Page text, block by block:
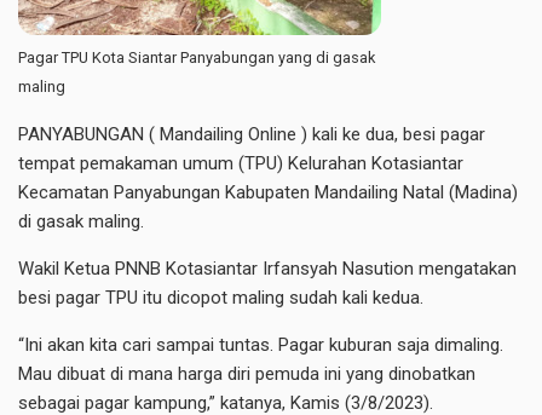
Pagar TPU Kota Siantar Panyabungan yang di gasak
maling
PANYABUNGAN ( Mandailing Online ) kali ke dua, besi pagar
tempat pemakaman umum (TPU) Kelurahan Kotasiantar
Kecamatan Panyabungan Kabupaten Mandailing Natal (Madina)
di gasak maling.
Wakil Ketua PNNB Kotasiantar Irfansyah Nasution mengatakan
besi pagar TPU itu dicopot maling sudah kali kedua.
“Ini akan kita cari sampai tuntas. Pagar kuburan saja dimaling.
Mau dibuat di mana harga diri pemuda ini yang dinobatkan
sebagai pagar kampung,” katanya, Kamis (3/8/2023).